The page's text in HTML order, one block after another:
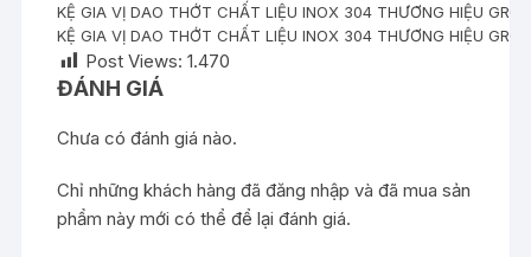
KỆ GIA VỊ DAO THỚT CHẤT LIỆU INOX 304 THƯƠNG HIỆU GROB
KỆ GIA VỊ DAO THỚT CHẤT LIỆU INOX 304 THƯƠNG HIỆU GROB
Post Views: 1.470
ĐÁNH GIÁ
Chưa có đánh giá nào.
Chỉ những khách hàng đã đăng nhập và đã mua sản
phẩm này mới có thể để lại đánh giá.